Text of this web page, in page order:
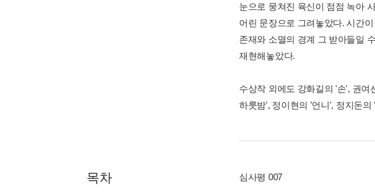
눈으로 뭉쳐진 육신이 점점 녹아
어린 문장으로 그려놓았다. 시간
존재와 소멸의 경계 그 받아들일
재현해놓았다.
수상작 외에도 강화길의 '손', 권여
하룻밤', 정이현의 '언니', 정지돈
목차 심사평 007